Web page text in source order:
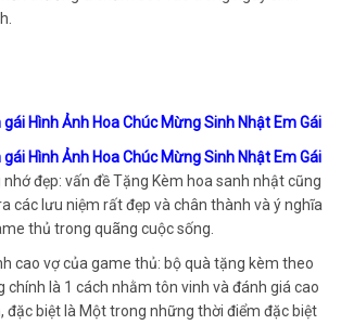
Hình Ảnh Hoa Chúc Mừng Sinh Nhật Em Gái
Hình Ảnh Hoa Chúc Mừng Sinh Nhật Em Gái
đẹp: vấn đề Tặng Kèm hoa sanh nhật cũng
các lưu niệm rất đẹp và chân thành và ý nghĩa
thủ trong quãng cuộc sống.
cao vợ của game thủ: bộ quà tặng kèm theo
chính là 1 cách nhằm tôn vinh và đánh giá cao
đặc biệt là Một trong những thời điểm đặc biệt